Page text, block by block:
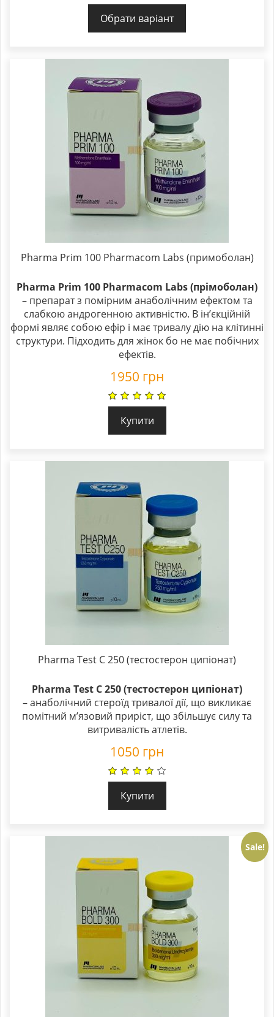
Обрати варіант
Pharma Prim 100 Pharmacom Labs (примоболан)
Pharma Prim 100 Pharmacom Labs (прімоболан)
– препарат з помірним анаболічним ефектом та
слабкою андрогенною активністю. В ін’єкційній
формі являє собою ефір і має тривалу дію на клітинні
структури. Підходить для жінок бо не має побічних
ефектів.
1950 грн
Купити
Pharma Test C 250 (тестостерон ципіонат)
Pharma Test C 250 (тестостерон ципіонат)
– анаболічний стероїд тривалої дії, що викликає
помітний м’язовий приріст, що збільшує силу та
витривалість атлетів.
1050 грн
Купити
Sale!